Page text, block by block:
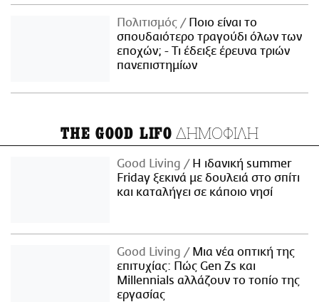
Πολιτισμός
Ποιο είναι το
σπουδαιότερο τραγούδι όλων των
εποχών; - Τι έδειξε έρευνα τριών
πανεπιστημίων
THE GOOD LIFO ΔΗΜΟΦΙΛΗ
Good Living
Η ιδανική summer
Friday ξεκινά με δουλειά στο σπίτι
και καταλήγει σε κάποιο νησί
Good Living
Μια νέα οπτική της
επιτυχίας: Πώς Gen Zs και
Millennials αλλάζουν το τοπίο της
εργασίας